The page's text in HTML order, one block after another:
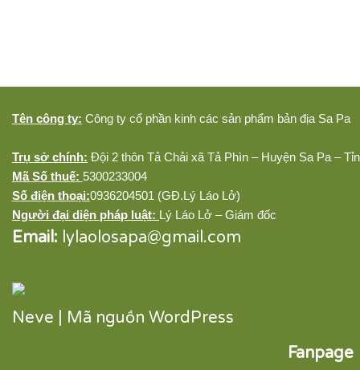
Tên công ty: Công ty cổ phần kinh các sản phẩm bản địa Sa Pa
Trụ sở chính: Đội 2 thôn Tả Chải xã Tả Phìn – Huyện Sa Pa –
Mã Số thuế: 5300233004
Số điện thoại:0936204501 (GĐ.Lý Láo Lở)
Người đại diện pháp luật: Lý Láo Lở – Giám đốc
Email: lylaolosapa@gmail.com
Neve | Mã nguồn WordPress
Fanpage